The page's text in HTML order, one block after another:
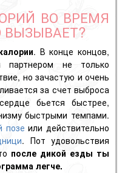
ВО ВРЕМЯ
ВЫЗЫВАЕТ?
. В конце концов,
не только
но зачастую и очень
за счет выброса
бьется быстрее,
быстрыми темпами.
позе или действительно
. Пот удовольствия
после дикой езды ты
легче.